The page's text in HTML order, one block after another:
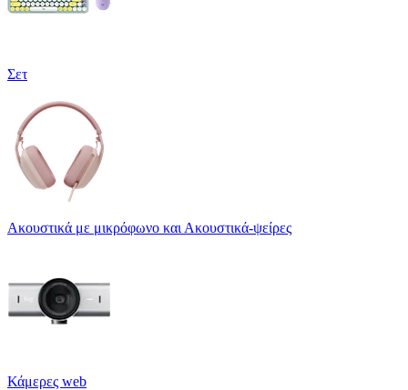
Σετ
Ακουστικά με μικρόφωνο και Ακουστικά-ψείρες
Κάμερες web